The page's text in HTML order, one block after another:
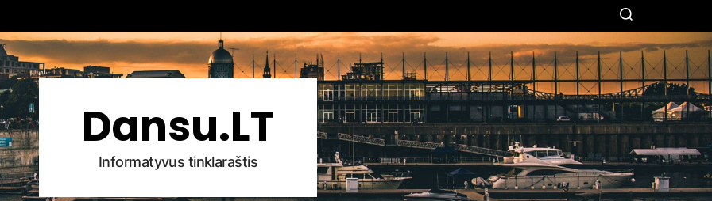
S
E
A
R
C
H
Dansu.LT
Informatyvus tinklaraštis